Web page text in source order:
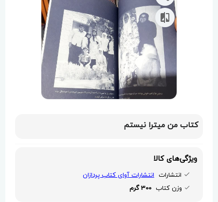
کتاب من میترا نیستم
ویژگی‌های کالا
انتشارات انتشارات آوای کتاب پردازان
وزن کتاب 300 گرم